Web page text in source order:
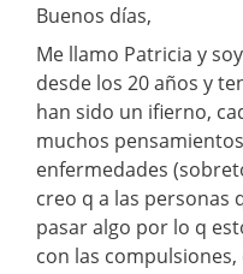
Buenos días,
Me llamo Patricia y
desde los 20 años y
han sido un ifierno,
muchos
enfermedades
creo q a las personas
pasar algo por lo q
con las